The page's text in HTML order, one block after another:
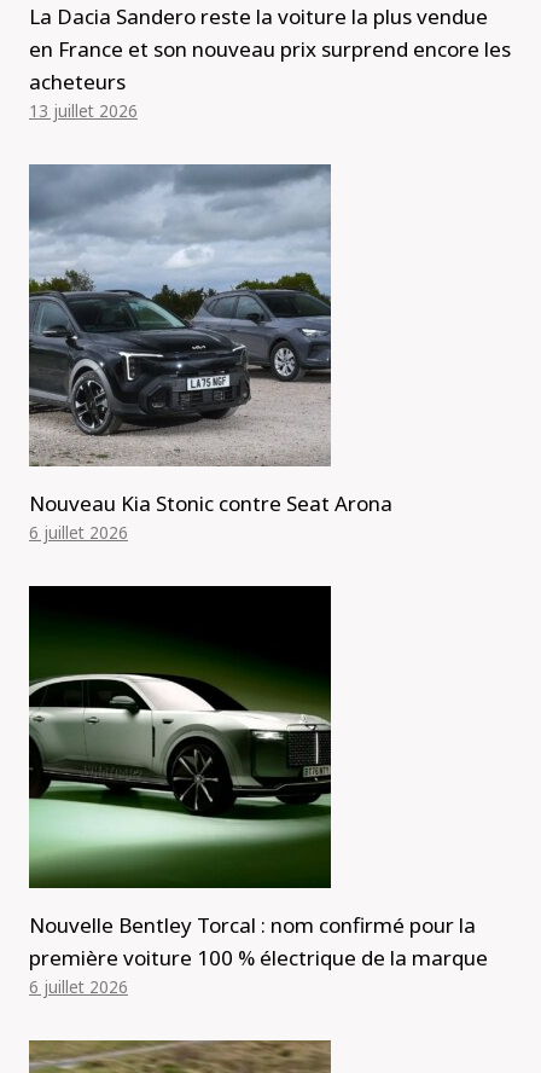
La Dacia Sandero reste la voiture la plus vendue
en France et son nouveau prix surprend encore les
acheteurs
13 juillet 2026
Nouveau Kia Stonic contre Seat Arona
6 juillet 2026
Nouvelle Bentley Torcal : nom confirmé pour la
première voiture 100 % électrique de la marque
6 juillet 2026